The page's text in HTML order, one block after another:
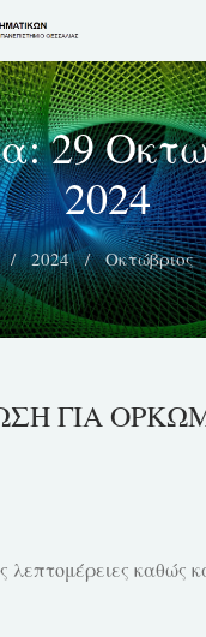
29
2024
2024 Οκτώβριος
ΓΙΑ
λεπτομέρειες καθώς